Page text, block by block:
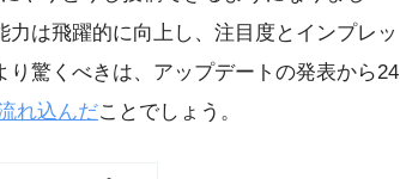
は飛躍的に向上し、注目度とインプレッ
驚くべきは、アップデートの発表から24
れ込んだことでしょう。